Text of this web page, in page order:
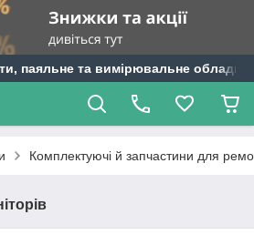
паяльне та вимірювальне
Комплектуючі й запчастини для